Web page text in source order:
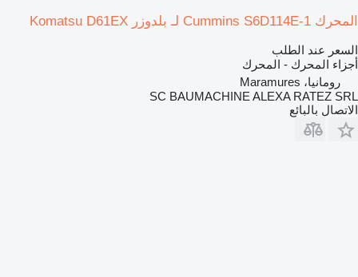
المحرك Cummins S6D114E-1 لـ بلدوزر Komatsu D61EX
السعر عند الطلب
أجزاء المحرك - المحرك
رومانيا، Maramures
SC BAUMACHINE ALEXA RATEZ SRL
الاتصال بالبائع